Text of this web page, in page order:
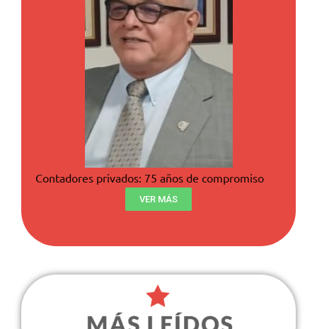
Contadores privados: 75 años de compromiso
VER MÁS